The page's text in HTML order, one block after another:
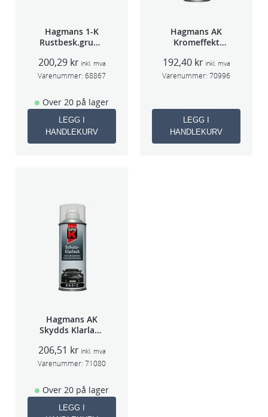
Hagmans 1-K
Rustbesk.grunn
200,29 kr inkl. mva
Varenummer: 68867
Over 20 på lager
LEGG I
HANDLEKURV
Hagmans AK
Kromeffekt
192,40 kr inkl. mva
Varenummer: 70996
LEGG I
HANDLEKURV
Hagmans AK
Skydds Klarlakk
206,51 kr inkl. mva
Varenummer: 71080
Over 20 på lager
LEGG I